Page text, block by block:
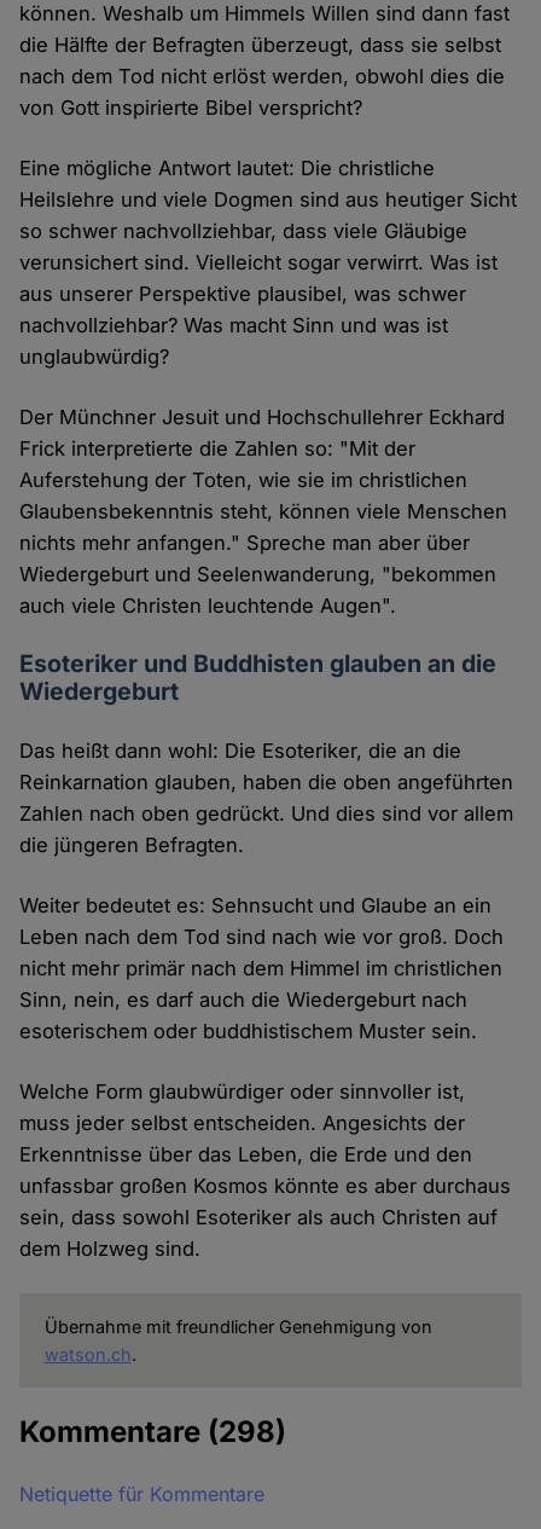
können. Weshalb um Himmels Willen sind dann fast
die Hälfte der Befragten überzeugt, dass sie selbst
nach dem Tod nicht erlöst werden, obwohl dies die
von Gott inspirierte Bibel verspricht?
Eine mögliche Antwort lautet: Die christliche
Heilslehre und viele Dogmen sind aus heutiger Sicht
so schwer nachvollziehbar, dass viele Gläubige
verunsichert sind. Vielleicht sogar verwirrt. Was ist
aus unserer Perspektive plausibel, was schwer
nachvollziehbar? Was macht Sinn und was ist
unglaubwürdig?
Der Münchner Jesuit und Hochschullehrer Eckhard
Frick interpretierte die Zahlen so: "Mit der
Auferstehung der Toten, wie sie im christlichen
Glaubensbekenntnis steht, können viele Menschen
nichts mehr anfangen." Spreche man aber über
Wiedergeburt und Seelenwanderung, "bekommen
auch viele Christen leuchtende Augen".
Esoteriker und Buddhisten glauben an die
Wiedergeburt
Das heißt dann wohl: Die Esoteriker, die an die
Reinkarnation glauben, haben die oben angeführten
Zahlen nach oben gedrückt. Und dies sind vor allem
die jüngeren Befragten.
Weiter bedeutet es: Sehnsucht und Glaube an ein
Leben nach dem Tod sind nach wie vor groß. Doch
nicht mehr primär nach dem Himmel im christlichen
Sinn, nein, es darf auch die Wiedergeburt nach
esoterischem oder buddhistischem Muster sein.
Welche Form glaubwürdiger oder sinnvoller ist,
muss jeder selbst entscheiden. Angesichts der
Erkenntnisse über das Leben, die Erde und den
unfassbar großen Kosmos könnte es aber durchaus
sein, dass sowohl Esoteriker als auch Christen auf
dem Holzweg sind.
Übernahme mit freundlicher Genehmigung von
watson.ch.
Kommentare (298)
Netiquette für Kommentare